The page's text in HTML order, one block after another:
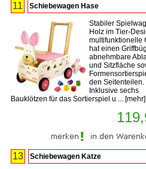
11 Schiebewagen Hase
Stabiler
Holz im Tier-
multifunktionelle
hat einen
abnehmbare
und Sitzfläche
den Seitenteilen.
Inklusive sechs
Bauklötzen für das Sortierspiel u ... [mehr]
13 Schiebewagen Katze